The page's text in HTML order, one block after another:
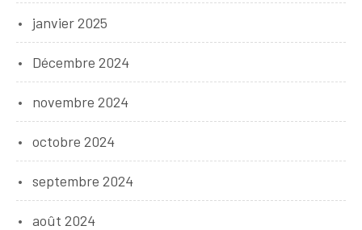
janvier 2025
Décembre 2024
novembre 2024
octobre 2024
septembre 2024
août 2024